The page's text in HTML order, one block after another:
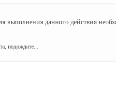
выполнения данного действия
подождите...